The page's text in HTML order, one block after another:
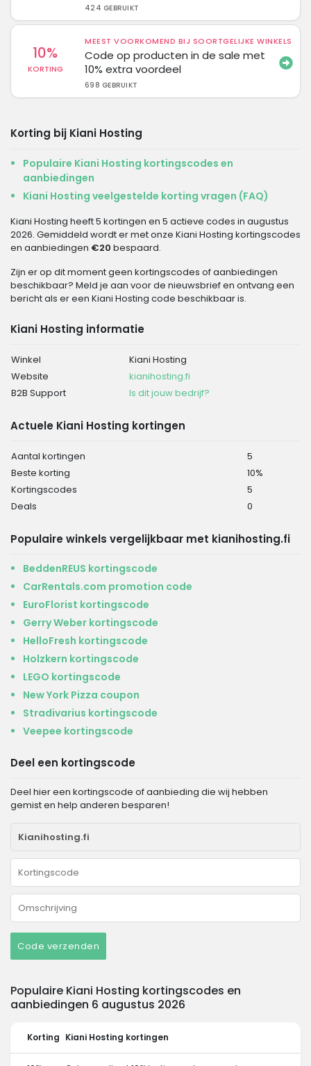
424 GEBRUIKT
10%
KORTING
MEEST VOORKOMEND BIJ SOORTGELIJKE WINKELS
Code op producten in de sale met
10% extra voordeel
698 GEBRUIKT
Korting bij Kiani Hosting
Populaire Kiani Hosting kortingscodes en
aanbiedingen
Kiani Hosting veelgestelde korting vragen (FAQ)
Kiani Hosting heeft 5 kortingen en 5 actieve codes in augustus
2026. Gemiddeld wordt er met onze Kiani Hosting kortingscodes
en aanbiedingen €20 bespaard.
Zijn er op dit moment geen kortingscodes of aanbiedingen
beschikbaar? Meld je aan voor de nieuwsbrief en ontvang een
bericht als er een Kiani Hosting code beschikbaar is.
Kiani Hosting informatie
Winkel
Kiani Hosting
Website
kianihosting.fi
B2B Support
Is dit jouw bedrijf?
Actuele Kiani Hosting kortingen
Aantal kortingen
5
Beste korting
10%
Kortingscodes
5
Deals
0
Populaire winkels vergelijkbaar met kianihosting.fi
BeddenREUS kortingscode
CarRentals.com promotion code
EuroFlorist kortingscode
Gerry Weber kortingscode
HelloFresh kortingscode
Holzkern kortingscode
LEGO kortingscode
New York Pizza coupon
Stradivarius kortingscode
Veepee kortingscode
Deel een kortingscode
Deel hier een kortingscode of aanbieding die wij hebben
gemist en help anderen besparen!
Code verzenden
Populaire Kiani Hosting kortingscodes en
aanbiedingen 6 augustus 2026
Korting Kiani Hosting kortingen